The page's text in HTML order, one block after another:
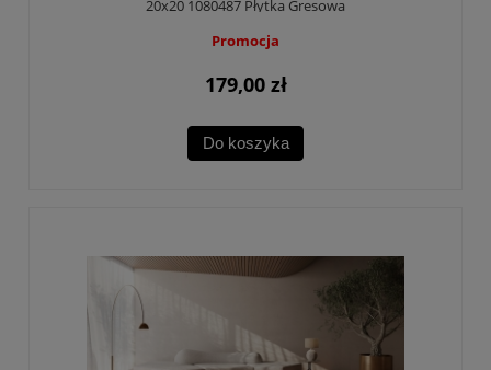
20x20 1080487 Płytka Gresowa
Promocja
179,00 zł
Do koszyka